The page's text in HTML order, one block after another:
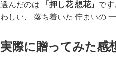
選んだのは
「押し花 想花」 です
わしい、 落ち着いた 佇まいの
実際に贈ってみた感